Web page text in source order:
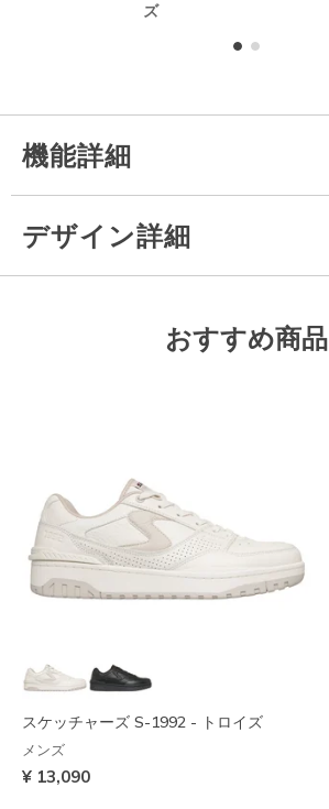
ズ
機能詳細
デザイン詳細
おすすめ商品
スケッチャーズ S-1992 - トロイズ
メンズ
¥ 13,090